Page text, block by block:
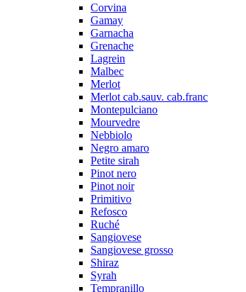
Corvina
Gamay
Garnacha
Grenache
Lagrein
Malbec
Merlot
Merlot cab.sauv. cab.franc
Montepulciano
Mourvedre
Nebbiolo
Negro amaro
Petite sirah
Pinot nero
Pinot noir
Primitivo
Refosco
Ruché
Sangiovese
Sangiovese grosso
Shiraz
Syrah
Tempranillo